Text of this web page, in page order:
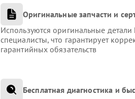
Оригинальные запчасти и
Используются оригинальные
специалисты, что гарантирует
гарантийных обязательств
Бесплатная диагностика и